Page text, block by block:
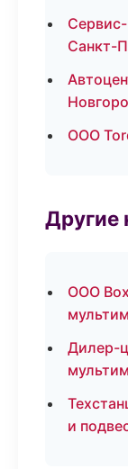
Санкт-
ООО
Другие
ООО
Дилер-
и